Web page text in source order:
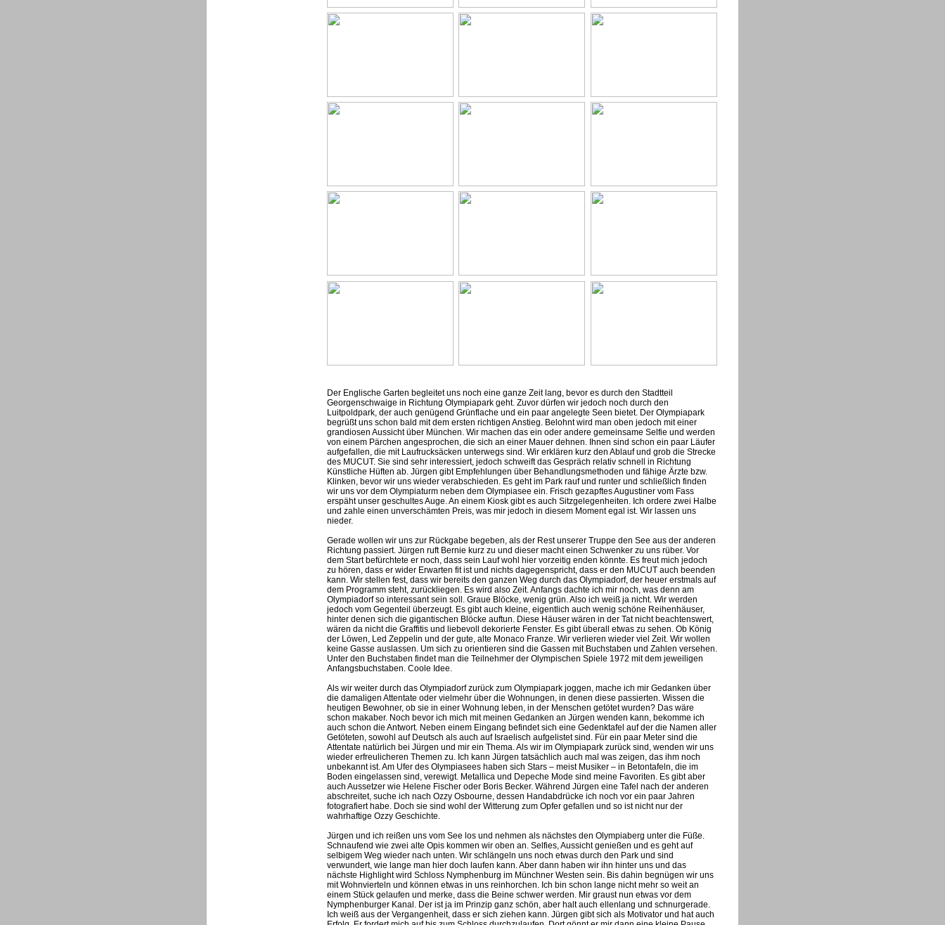
Der Englische Garten begleitet uns noch eine ganze Zeit lang, bevor es durch den Stadtteil
Georgenschwaige in Richtung Olympiapark geht. Zuvor dürfen wir jedoch noch durch den
Luitpoldpark, der auch genügend Grünflache und ein paar angelegte Seen bietet. Der Olympiapark
begrüßt uns schon bald mit dem ersten richtigen Anstieg. Belohnt wird man oben jedoch mit einer
grandiosen Aussicht über München. Wir machen das ein oder andere gemeinsame Selfie und werden
von einem Pärchen angesprochen, die sich an einer Mauer dehnen. Ihnen sind schon ein paar Läufer
aufgefallen, die mit Laufrucksäcken unterwegs sind. Wir erklären kurz den Ablauf und grob die Strecke
des MUCUT. Sie sind sehr interessiert, jedoch schweift das Gespräch relativ schnell in Richtung
Künstliche Hüften ab. Jürgen gibt Empfehlungen über Behandlungsmethoden und fähige Ärzte bzw.
Klinken, bevor wir uns wieder verabschieden. Es geht im Park rauf und runter und schließlich finden
wir uns vor dem Olympiaturm neben dem Olympiasee ein. Frisch gezapftes Augustiner vom Fass
erspäht unser geschultes Auge. An einem Kiosk gibt es auch Sitzgelegenheiten. Ich ordere zwei Halbe
und zahle einen unverschämten Preis, was mir jedoch in diesem Moment egal ist. Wir lassen uns
nieder.
Gerade wollen wir uns zur Rückgabe begeben, als der Rest unserer Truppe den See aus der anderen
Richtung passiert. Jürgen ruft Bernie kurz zu und dieser macht einen Schwenker zu uns rüber. Vor
dem Start befürchtete er noch, dass sein Lauf wohl hier vorzeitig enden könnte. Es freut mich jedoch
zu hören, dass er wider Erwarten fit ist und nichts dagegenspricht, dass er den MUCUT auch beenden
kann. Wir stellen fest, dass wir bereits den ganzen Weg durch das Olympiadorf, der heuer erstmals auf
dem Programm steht, zurückliegen. Es wird also Zeit. Anfangs dachte ich mir noch, was denn am
Olympiadorf so interessant sein soll. Graue Blöcke, wenig grün. Also ich weiß ja nicht. Wir werden
jedoch vom Gegenteil überzeugt. Es gibt auch kleine, eigentlich auch wenig schöne Reihenhäuser,
hinter denen sich die gigantischen Blöcke auftun. Diese Häuser wären in der Tat nicht beachtenswert,
wären da nicht die Graffitis und liebevoll dekorierte Fenster. Es gibt überall etwas zu sehen. Ob König
der Löwen, Led Zeppelin und der gute, alte Monaco Franze. Wir verlieren wieder viel Zeit. Wir wollen
keine Gasse auslassen. Um sich zu orientieren sind die Gassen mit Buchstaben und Zahlen versehen.
Unter den Buchstaben findet man die Teilnehmer der Olympischen Spiele 1972 mit dem jeweiligen
Anfangsbuchstaben. Coole Idee.
Als wir weiter durch das Olympiadorf zurück zum Olympiapark joggen, mache ich mir Gedanken über
die damaligen Attentate oder vielmehr über die Wohnungen, in denen diese passierten. Wissen die
heutigen Bewohner, ob sie in einer Wohnung leben, in der Menschen getötet wurden? Das wäre
schon makaber. Noch bevor ich mich mit meinen Gedanken an Jürgen wenden kann, bekomme ich
auch schon die Antwort. Neben einem Eingang befindet sich eine Gedenktafel auf der die Namen aller
Getöteten, sowohl auf Deutsch als auch auf Israelisch aufgelistet sind. Für ein paar Meter sind die
Attentate natürlich bei Jürgen und mir ein Thema. Als wir im Olympiapark zurück sind, wenden wir uns
wieder erfreulicheren Themen zu. Ich kann Jürgen tatsächlich auch mal was zeigen, das ihm noch
unbekannt ist. Am Ufer des Olympiasees haben sich Stars – meist Musiker – in Betontafeln, die im
Boden eingelassen sind, verewigt. Metallica und Depeche Mode sind meine Favoriten. Es gibt aber
auch Aussetzer wie Helene Fischer oder Boris Becker. Während Jürgen eine Tafel nach der anderen
abschreitet, suche ich nach Ozzy Osbourne, dessen Handabdrücke ich noch vor ein paar Jahren
fotografiert habe. Doch sie sind wohl der Witterung zum Opfer gefallen und so ist nicht nur der
wahrhaftige Ozzy Geschichte.
Jürgen und ich reißen uns vom See los und nehmen als nächstes den Olympiaberg unter die Füße.
Schnaufend wie zwei alte Opis kommen wir oben an. Selfies, Aussicht genießen und es geht auf
selbigem Weg wieder nach unten. Wir schlängeln uns noch etwas durch den Park und sind
verwundert, wie lange man hier doch laufen kann. Aber dann haben wir ihn hinter uns und das
nächste Highlight wird Schloss Nymphenburg im Münchner Westen sein. Bis dahin begnügen wir uns
mit Wohnvierteln und können etwas in uns reinhorchen. Ich bin schon lange nicht mehr so weit an
einem Stück gelaufen und merke, dass die Beine schwer werden. Mir graust nun etwas vor dem
Nymphenburger Kanal. Der ist ja im Prinzip ganz schön, aber halt auch ellenlang und schnurgerade.
Ich weiß aus der Vergangenheit, dass er sich ziehen kann. Jürgen gibt sich als Motivator und hat auch